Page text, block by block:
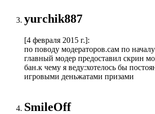
yurchik887
[4 февраля 2015 г.]:
по поводу модераторов.сам по
главный модер предоставил скрин
бан.к чему я веду:хотелось бы
игровыми деньжатами призами
SmileOff